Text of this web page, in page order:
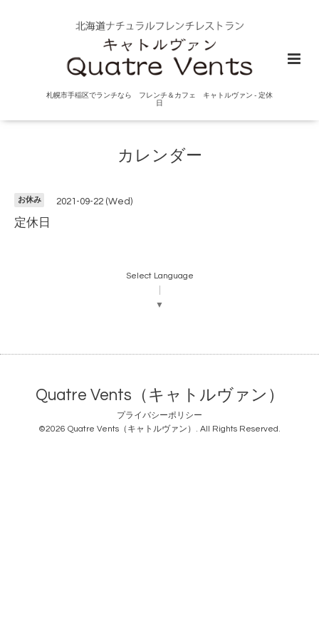
札幌市手稲区でランチなら フレンチ＆カフェ キャトルヴァン - 定休
日
カレンダー
お休み 2021-09-22 (Wed)
定休日
Select Language
▼
Quatre Vents（キャトルヴァン）
プライバシーポリシー
©2026 Quatre Vents（キャトルヴァン） . All Rights Reserved.